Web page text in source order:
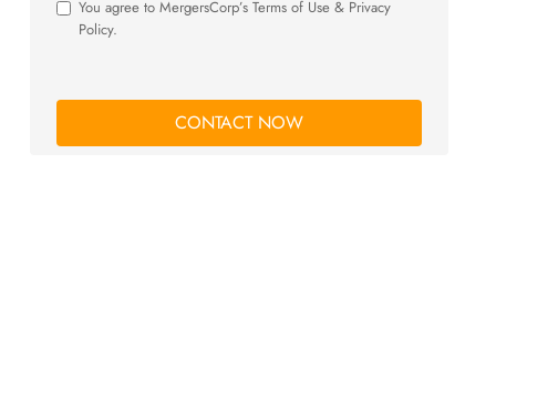
You agree to MergersCorp’s Terms of Use & Privacy
Policy.